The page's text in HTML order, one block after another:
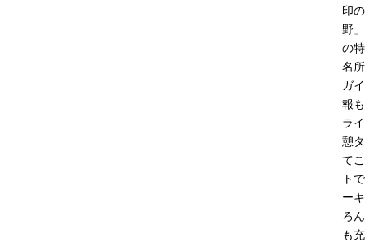
印
野
の
名
ガ
報
ラ
憩
て
ト
ー
ろ
も